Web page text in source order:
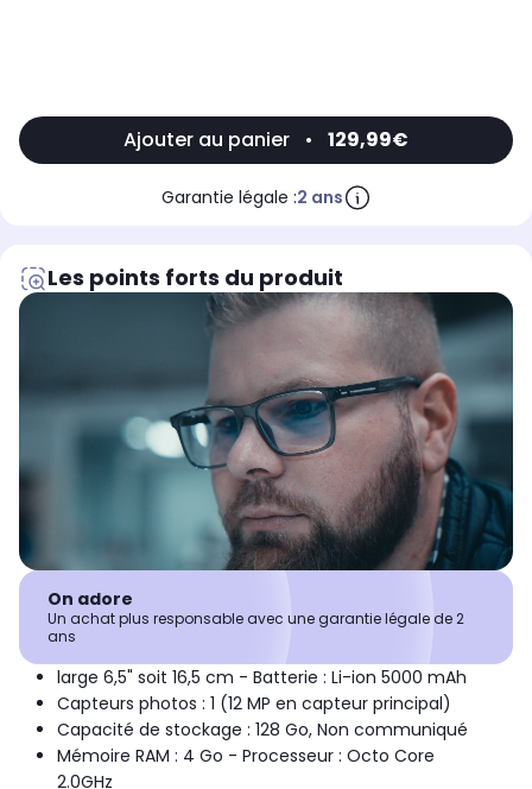
Ajouter au panier • 129,99€
Garantie légale :2 ans
Les points forts du produit
On adore
Un achat plus responsable avec une garantie légale de 2
ans
large 6,5" soit 16,5 cm - Batterie : Li-ion 5000 mAh
Capteurs photos : 1 (12 MP en capteur principal)
Capacité de stockage : 128 Go, Non communiqué
Mémoire RAM : 4 Go - Processeur : Octo Core
2.0GHz